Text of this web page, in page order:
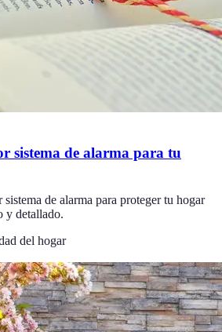
sistema de alarma para tu
de alarma para proteger tu hogar
y detallado.
del hogar